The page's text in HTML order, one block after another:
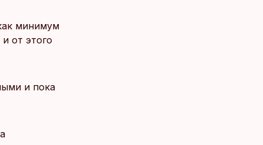
минимум
от этого
и пока